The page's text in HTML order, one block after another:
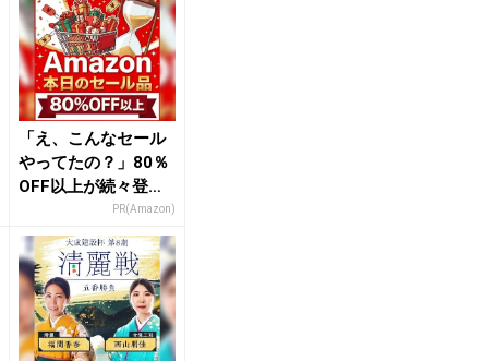
「え、こんなセール
やってたの？」80％
OFF以上が続々登
場！Amazonの本気
が...
PR(Amazon)